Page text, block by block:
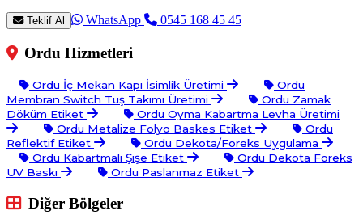
Teklif Al WhatsApp 0545 168 45 45
Ordu Hizmetleri
Ordu İç Mekan Kapı İsimlik Üretimi
Ordu
Membran Switch Tuş Takımı Üretimi
Ordu Zamak
Döküm Etiket
Ordu Oyma Kabartma Levha Üretimi
Ordu Metalize Folyo Baskes Etiket
Ordu
Reflektif Etiket
Ordu Dekota/Foreks Uygulama
Ordu Kabartmalı Şişe Etiket
Ordu Dekota Foreks
UV Baskı
Ordu Paslanmaz Etiket
Diğer Bölgeler